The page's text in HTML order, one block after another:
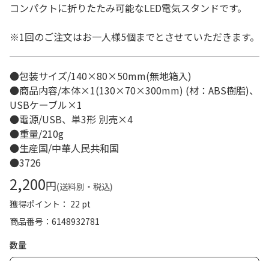
コンパクトに折りたたみ可能なLED電気スタンドです。
※1回のご注文はお一人様5個までとさせていただきます。
●包装サイズ/140×80×50mm(無地箱入)
●商品内容/本体×1(130×70×300mm) (材：ABS樹脂)、
USBケーブル×1
●電源/USB、単3形 別売×4
●重量/210g
●生産国/中華人民共和国
●3726
2,200円(送料別・税込)
獲得ポイント： 22 pt
商品番号
6148932781
数量